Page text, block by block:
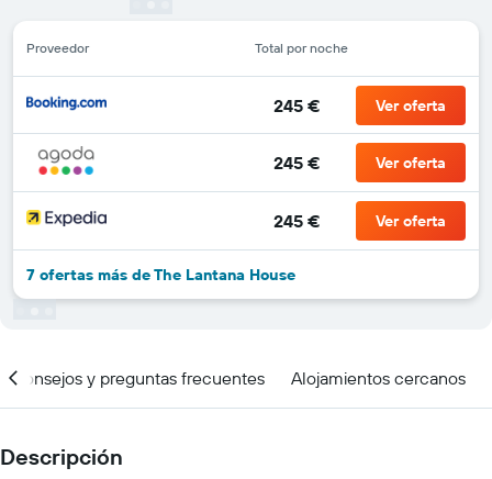
Proveedor Total por noche
245 € Ver oferta
245 € Ver oferta
245 € Ver oferta
7 ofertas más de The Lantana House
Consejos y preguntas frecuentes Alojamientos cercanos
Descripción